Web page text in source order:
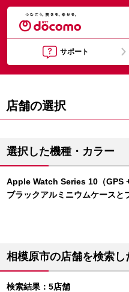
サポート
店舗の選択
選択した機種・カラー
Apple Watch Series 10（GPS
ブラックアルミニウムケースと
相模原市の店舗を検索
検索結果：5店舗